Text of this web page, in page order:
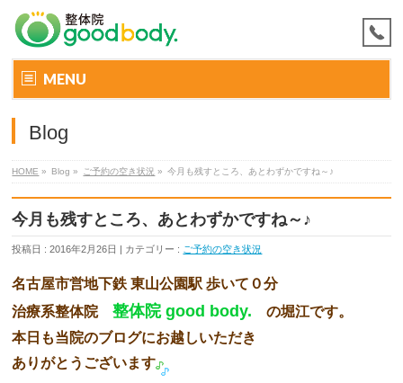
MENU
Blog
HOME » Blog » ご予約の空き状況 » 今月も残すところ、あとわずかですね～♪
今月も残すところ、あとわずかですね～♪
投稿日 : 2016年2月26日 | カテゴリー : ご予約の空き状況
名古屋市営地下鉄 東山公園駅 歩いて０分
治療系整体院整体院 good body. の堀江です。
本日も当院のブログにお越しいただき
ありがとうございます